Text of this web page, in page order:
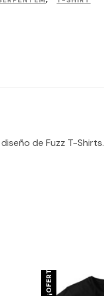
de Fuzz T-Shirts.
¡OFERTA!